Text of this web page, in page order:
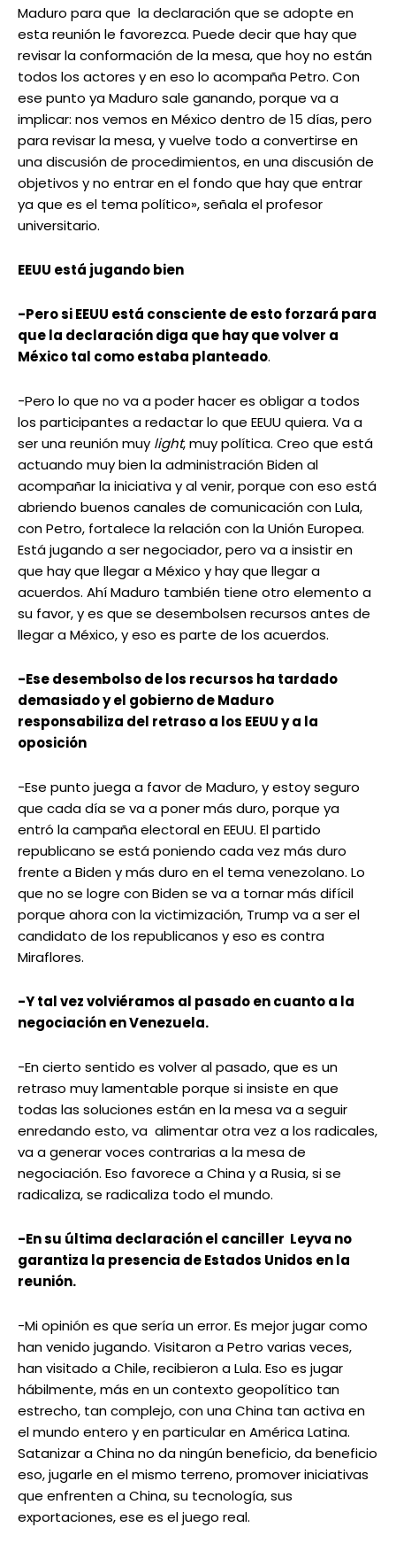
Maduro para que la declaración que se adopte en
esta reunión le favorezca. Puede decir que hay que
revisar la conformación de la mesa, que hoy no están
todos los actores y en eso lo acompaña Petro. Con
ese punto ya Maduro sale ganando, porque va a
implicar: nos vemos en México dentro de 15 días, pero
para revisar la mesa, y vuelve todo a convertirse en
una discusión de procedimientos, en una discusión de
objetivos y no entrar en el fondo que hay que entrar
ya que es el tema político», señala el profesor
universitario.
EEUU está jugando bien
-Pero si EEUU está consciente de esto forzará para
que la declaración diga que hay que volver a
México tal como estaba planteado.
-Pero lo que no va a poder hacer es obligar a todos
los participantes a redactar lo que EEUU quiera. Va a
ser una reunión muy light, muy política. Creo que está
actuando muy bien la administración Biden al
acompañar la iniciativa y al venir, porque con eso está
abriendo buenos canales de comunicación con Lula,
con Petro, fortalece la relación con la Unión Europea.
Está jugando a ser negociador, pero va a insistir en
que hay que llegar a México y hay que llegar a
acuerdos. Ahí Maduro también tiene otro elemento a
su favor, y es que se desembolsen recursos antes de
llegar a México, y eso es parte de los acuerdos.
-Ese desembolso de los recursos ha tardado
demasiado y el gobierno de Maduro
responsabiliza del retraso a los EEUU y a la
oposición
-Ese punto juega a favor de Maduro, y estoy seguro
que cada día se va a poner más duro, porque ya
entró la campaña electoral en EEUU. El partido
republicano se está poniendo cada vez más duro
frente a Biden y más duro en el tema venezolano. Lo
que no se logre con Biden se va a tornar más difícil
porque ahora con la victimización, Trump va a ser el
candidato de los republicanos y eso es contra
Miraflores.
-Y tal vez volviéramos al pasado en cuanto a la
negociación en Venezuela.
-En cierto sentido es volver al pasado, que es un
retraso muy lamentable porque si insiste en que
todas las soluciones están en la mesa va a seguir
enredando esto, va alimentar otra vez a los radicales,
va a generar voces contrarias a la mesa de
negociación. Eso favorece a China y a Rusia, si se
radicaliza, se radicaliza todo el mundo.
-En su última declaración el canciller Leyva no
garantiza la presencia de Estados Unidos en la
reunión.
-Mi opinión es que sería un error. Es mejor jugar como
han venido jugando. Visitaron a Petro varias veces,
han visitado a Chile, recibieron a Lula. Eso es jugar
hábilmente, más en un contexto geopolítico tan
estrecho, tan complejo, con una China tan activa en
el mundo entero y en particular en América Latina.
Satanizar a China no da ningún beneficio, da beneficio
eso, jugarle en el mismo terreno, promover iniciativas
que enfrenten a China, su tecnología, sus
exportaciones, ese es el juego real.